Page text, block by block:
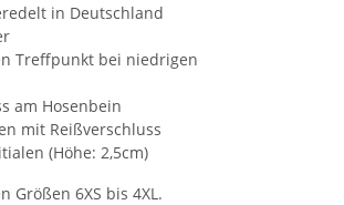
in Deutschland
Treffpunkt bei niedrigen
am Hosenbein
mit Reißverschluss
(Höhe: 2,5cm)
Größen 6XS bis 4XL.